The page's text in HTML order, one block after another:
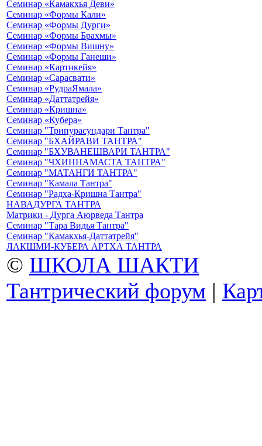
Семинар «Камакхья Деви»
Семинар «Формы Кали»
Семинар «Формы Дурги»
Семинар «Формы Брахмы»
Семинар «Формы Вишну»
Семинар «Формы Ганеши»
Семинар «Картикейя»
Семинар «Сарасвати»
Семинар «РудраЯмала»
Семинар «Даттатрейя»
Семинар «Кришна»
Семинар «Кубера»
Семинар "Трипурасундари Тантра"
Семинар "БХАЙРАВИ ТАНТРА"
Семинар "БХУВАНЕШВАРИ ТАНТРА"
Семинар "ЧХИННАМАСТА ТАНТРА"
Семинар "МАТАНГИ ТАНТРА"
Семинар "Камала Тантра"
Семинар "Радха-Кришна Тантра"
НАВАДУРГА ТАНТРА
Матрики - Дурга Аюрведа Тантра
Семинар "Тара Видья Тантра"
Семинар "Камакхья-Даттатрейя"
ЛАКШМИ-КУБЕРА АРТХА ТАНТРА
© ШКОЛА ШАКТИ
Тантрический форум |